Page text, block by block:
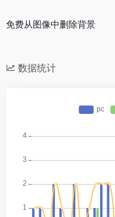
免费从图像中删除背景
数据统计